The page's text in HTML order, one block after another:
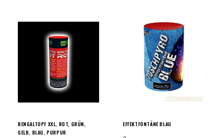
BENGALTOPF XXL, ROT, GRÜN,
GELB, BLAU, PURPUR
EFFEKTFONTÄNE BLAU